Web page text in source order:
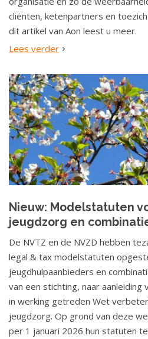
cliënten, ketenpartners en
dit artikel van Aon leest u meer.
Lees verder
Nieuw: Modelstatuten
jeugdzorg en
De NVTZ en de NVZD hebben
legal & tax modelstatuten
jeugdhulpaanbieders en
van een stichting, naar aanleiding
in werking getreden Wet
jeugdzorg. Op grond van deze
per 1 januari 2026 hun statuten